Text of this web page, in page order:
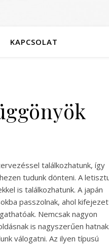
KAPCSOLAT
találkozhatunk, így
tudunk dönteni. A
is találkozhatunk. A japán
passzolnak, ahol
Nemcsak nagyon
is nagyszerűen hatnak.
válogatni. Az ilyen típusú